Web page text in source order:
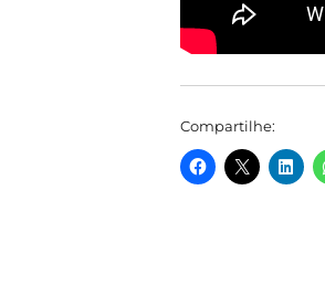
Compartilhe: